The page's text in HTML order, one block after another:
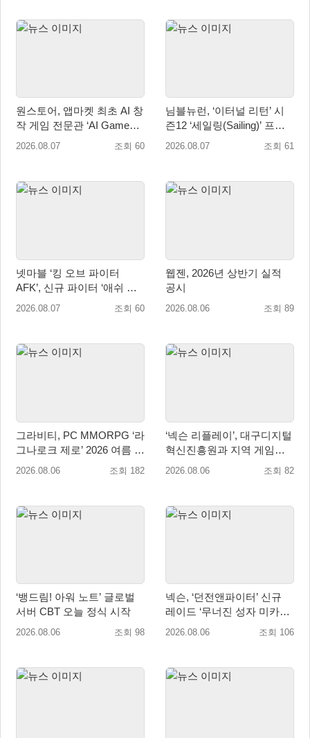
원스토어, 앱마켓 최초 AI 창
작 게임 전문관 ‘AI Games’
오픈
2026.08.07 조회 60
님블뉴런, ‘이터널 리턴’ 시
즌12 ‘세일링(Sailing)’ 프리
시즌 시작
2026.08.07 조회 61
넷마블 ‘킹 오브 파이터
AFK’, 신규 파이터 ‘애쉬 크
림존’ 업데이트
2026.08.07 조회 60
웹젠, 2026년 상반기 실적
공시
2026.08.06 조회 89
그라비티, PC MMORPG ‘라
그나로크 제로’ 2026 여름 프
로모션 진행!
2026.08.06 조회 182
‘넥슨 리플레이’, 대구디지털
혁신진흥원과 지역 게임산
업 육성 위한 업무협약 체결
2026.08.06 조회 82
‘뱅드림! 아워 노트’ 글로벌
서버 CBT 오늘 정식 시작
2026.08.06 조회 98
넥슨, ‘던전앤파이터’ 신규
레이드 ‘무너진 성자 미카엘
라’ 업데이트!
2026.08.06 조회 106